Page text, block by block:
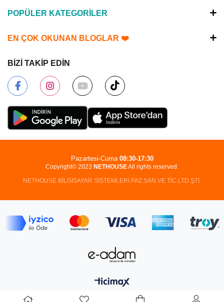
POPÜLER KATEGORİLER
EN ÇOK OKUNAN BLOGLAR ❤️
BİZİ TAKİP EDİN
Copyright© 2023 NETHOUSEAll rights reserved.
NETHOUSE BİLGİSAYAR SİSTEMLERİ PAZ.SAN.VE TİC.LTD.ŞTİ.
Pazartesi-Cuma 08:30-17:30